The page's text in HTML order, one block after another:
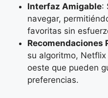
Interfaz Amigable:
navegar,
favoritas sin
Recomendaciones
su algoritmo,
oeste que pueden
preferencias.